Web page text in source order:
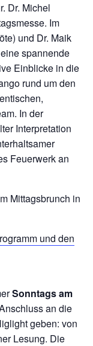
Dr. Michel
Im
und Dr. Maik
spannende
Einblicke in die
rund um den
In der
Interpretation
Feuerwerk an
Mittagsbrunch in
und den
Sonntags am
an die
geben: von
Lesung. Die